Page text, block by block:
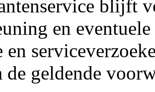
blijft
en
en
geldende